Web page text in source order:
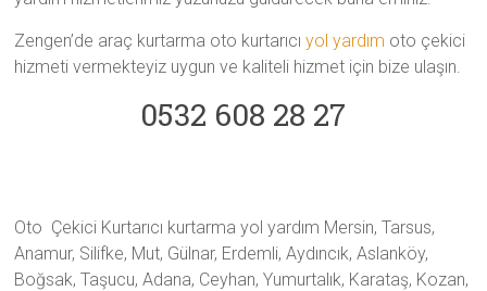
Zengen’de araç kurtarma oto kurtarıcıyol yardım oto çekici
hizmeti vermekteyiz uygun ve kaliteli hizmet için bize ulaşın.
0532 608 28 27
Oto Çekici Kurtarıcı kurtarma yol yardım Mersin, Tarsus,
Anamur, Silifke, Mut, Gülnar, Erdemli, Aydıncık, Aslanköy,
Boğsak, Taşucu, Adana, Ceyhan, Yumurtalık, Karataş, Kozan,